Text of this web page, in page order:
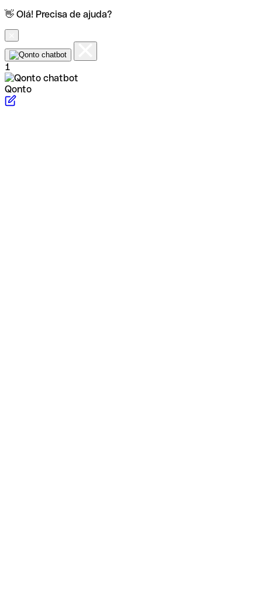
👋 Olá! Precisa de ajuda?
1
Qonto